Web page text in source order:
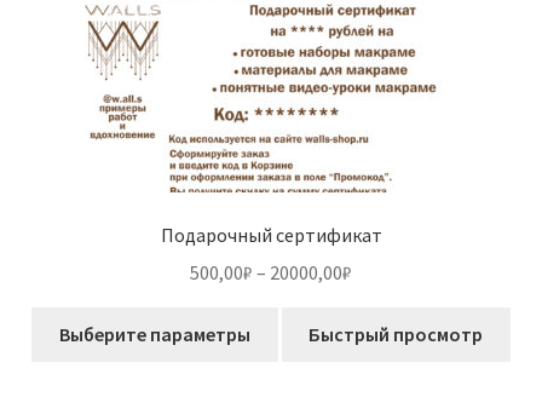
Подарочный сертификат
500,00₽ – 20000,00₽
500,00₽
Выберите параметры Быстрый просмотр